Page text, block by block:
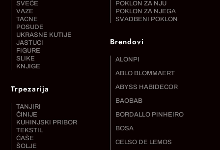
SVEĆE
VAZE
TACNE
POSUDE
UKRASNE KUTIJE
JASTUCI
FIGURE
SLIKE
KNJIGE
Trpezarija
TANJIRI
ČINIJE
KUHINJSKI PRIBOR
TEKSTIL
ČAŠE
ŠOLJE
POKLON ZA NJU
POKLON ZA NJEGA
SVADBENI POKLON
Brendovi
ALONPI
ABLO BLOMMAERT
ABYSS HABIDECOR
BAOBAB
BORDALLO PINHEIRO
BOSA
CELSO DE LEMOS